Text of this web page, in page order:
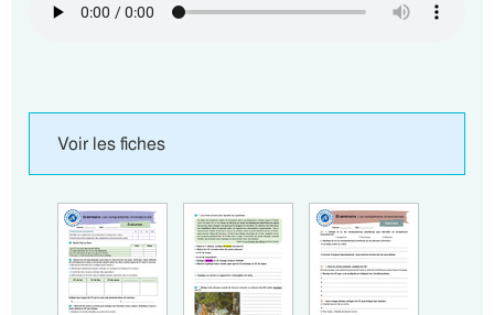
Voir les fiches